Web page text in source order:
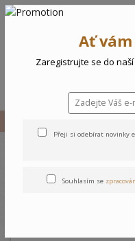
Kojenecká
Ať
Zaregistrujte se do
Přeji si odebírat novinky
Souhlasím se